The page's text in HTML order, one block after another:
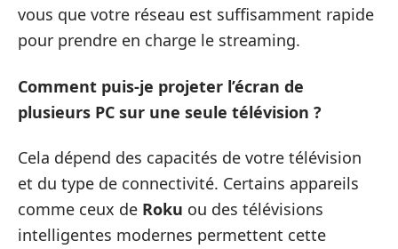
vous que votre réseau est suffisamment rapide
pour prendre en charge le streaming.
Comment puis-je projeter l’écran de
plusieurs PC sur une seule télévision ?
Cela dépend des capacités de votre télévision
et du type de connectivité. Certains appareils
comme ceux de Roku ou des télévisions
intelligentes modernes permettent cette